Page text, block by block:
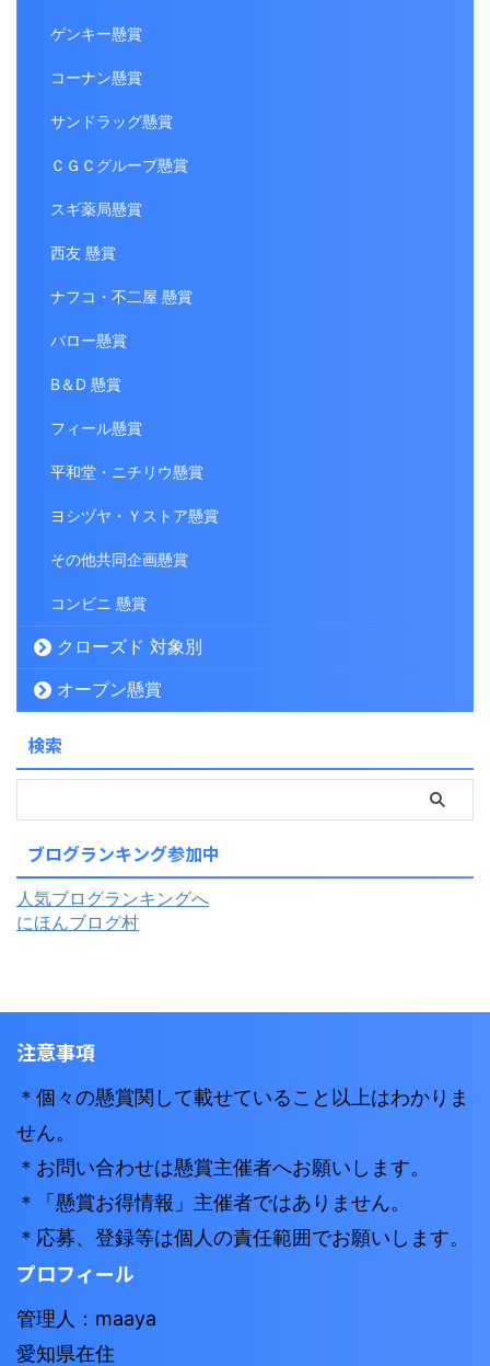
ゲンキー懸賞
コーナン懸賞
サンドラッグ懸賞
ＣＧＣグループ懸賞
スギ薬局懸賞
西友 懸賞
ナフコ・不二屋 懸賞
バロー懸賞
B＆D 懸賞
フィール懸賞
平和堂・ニチリウ懸賞
ヨシヅヤ・Ｙストア懸賞
その他共同企画懸賞
コンビニ 懸賞
クローズド 対象別
オープン懸賞
検索
ブログランキング参加中
人気ブログランキングへ
にほんブログ村
注意事項
＊個々の懸賞関して載せていること以上はわかりま
せん。
＊お問い合わせは懸賞主催者へお願いします。
＊「懸賞お得情報」主催者ではありません。
＊応募、登録等は個人の責任範囲でお願いします。
プロフィール
管理人：maaya
愛知県在住